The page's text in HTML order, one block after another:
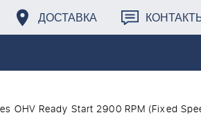
ДОСТАВКА
OHV Ready Start 2900 RPM (Fixed